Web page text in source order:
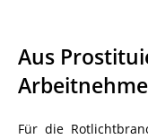
Aus
Für die